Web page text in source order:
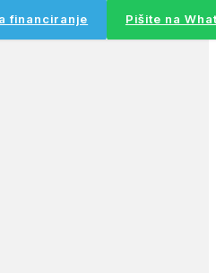
financiranje Pišite na